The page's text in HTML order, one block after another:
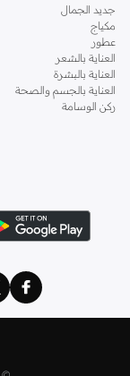
جديد الجمال
مكياج
عطور
العناية بالشعر
العناية بالبشرة
العناية بالجسم والصحة
ركن الوسامة